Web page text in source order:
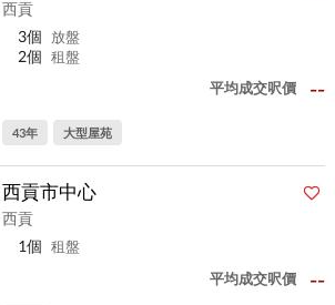
西貢
3個
放盤
2個 租盤
平均成交呎價
--
43年 大型屋苑
西貢市中心
西貢
1個 租盤
平均成交呎價
--